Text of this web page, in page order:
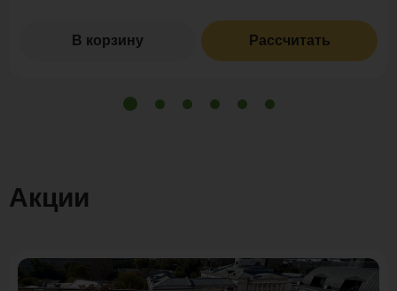
В корзину Рассчитать
Акции